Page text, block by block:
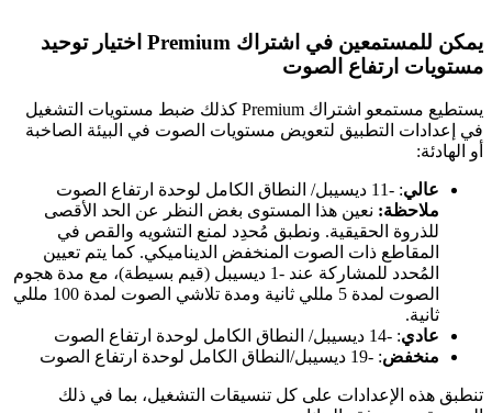
يمكن للمستمعين في اشتراك Premium اختيار توحيد
مستويات ارتفاع الصوت
يستطيع مستمعو اشتراك Premium كذلك ضبط مستويات التشغيل
في إعدادات التطبيق لتعويض مستويات الصوت في البيئة الصاخبة
أو الهادئة:
عالي: -11 ديسيبل/ النطاق الكامل لوحدة ارتفاع الصوت
ملاحظة: نعين هذا المستوى بغض النظر عن الحد الأقصى
للذروة الحقيقية. ونطبق مُحدِد لمنع التشويه والقص في
المقاطع ذات الصوت المنخفض الديناميكي. كما يتم تعيين
المُحدد للمشاركة عند -1 ديسيبل (قيم بسيطة)، مع مدة هجوم
الصوت لمدة 5 مللي ثانية ومدة تلاشي الصوت لمدة 100 مللي
ثانية.
عادي: -14 ديسيبل/ النطاق الكامل لوحدة ارتفاع الصوت
منخفض: -19 ديسيبل/النطاق الكامل لوحدة ارتفاع الصوت
تنطبق هذه الإعدادات على كل تنسيقات التشغيل، بما في ذلك